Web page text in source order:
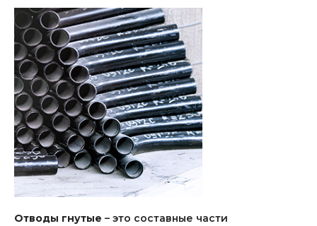
Отводы гнутые – это составные части